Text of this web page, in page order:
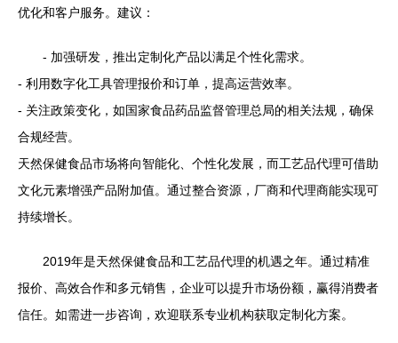
优化和客户服务。建议：
- 加强研发，推出定制化产品以满足个性化需求。
- 利用数字化工具管理报价和订单，提高运营效率。
- 关注政策变化，如国家食品药品监督管理总局的相关法规，确保
合规经营。
天然保健食品市场将向智能化、个性化发展，而工艺品代理可借助
文化元素增强产品附加值。通过整合资源，厂商和代理商能实现可
持续增长。
2019年是天然保健食品和工艺品代理的机遇之年。通过精准
报价、高效合作和多元销售，企业可以提升市场份额，赢得消费者
信任。如需进一步咨询，欢迎联系专业机构获取定制化方案。